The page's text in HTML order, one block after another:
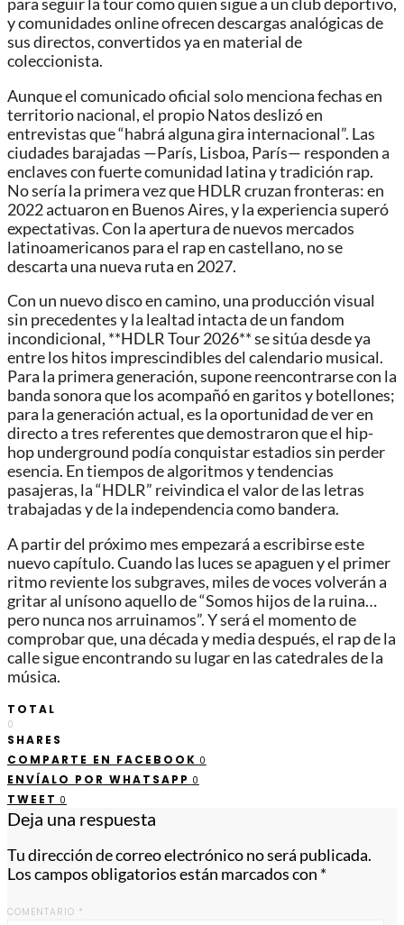
para seguir la tour como quien sigue a un club deportivo,
y comunidades online ofrecen descargas analógicas de
sus directos, convertidos ya en material de
coleccionista.
Aunque el comunicado oficial solo menciona fechas en
territorio nacional, el propio Natos deslizó en
entrevistas que “habrá alguna gira internacional”. Las
ciudades barajadas —París, Lisboa, París— responden a
enclaves con fuerte comunidad latina y tradición rap.
No sería la primera vez que HDLR cruzan fronteras: en
2022 actuaron en Buenos Aires, y la experiencia superó
expectativas. Con la apertura de nuevos mercados
latinoamericanos para el rap en castellano, no se
descarta una nueva ruta en 2027.
Con un nuevo disco en camino, una producción visual
sin precedentes y la lealtad intacta de un fandom
incondicional, **HDLR Tour 2026** se sitúa desde ya
entre los hitos imprescindibles del calendario musical.
Para la primera generación, supone reencontrarse con la
banda sonora que los acompañó en garitos y botellones;
para la generación actual, es la oportunidad de ver en
directo a tres referentes que demostraron que el hip-
hop underground podía conquistar estadios sin perder
esencia. En tiempos de algoritmos y tendencias
pasajeras, la “HDLR” reivindica el valor de las letras
trabajadas y de la independencia como bandera.
A partir del próximo mes empezará a escribirse este
nuevo capítulo. Cuando las luces se apaguen y el primer
ritmo reviente los subgraves, miles de voces volverán a
gritar al unísono aquello de “Somos hijos de la ruina…
pero nunca nos arruinamos”. Y será el momento de
comprobar que, una década y media después, el rap de la
calle sigue encontrando su lugar en las catedrales de la
música.
TOTAL
0
SHARES
COMPARTE EN FACEBOOK 0
ENVÍALO POR WHATSAPP 0
TWEET 0
Deja una respuesta
Tu dirección de correo electrónico no será publicada.
Los campos obligatorios están marcados con *
COMENTARIO *